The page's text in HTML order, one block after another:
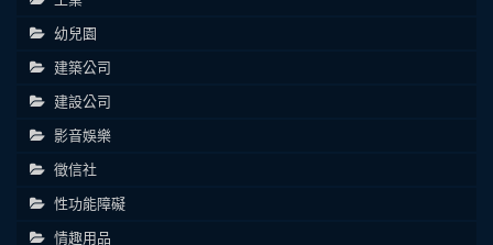
幼兒園
建築公司
建設公司
影音娛樂
徵信社
性功能障礙
情趣用品